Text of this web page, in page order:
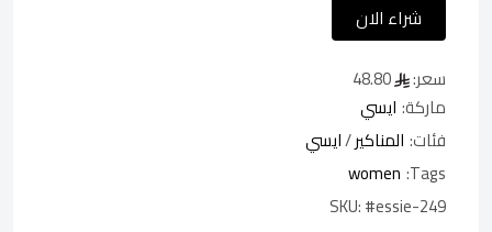
شراء الان
سعر:
ماركة: ايسي
فئات: المناكير/ايسي
Tags:
women
SKU:#essie-249